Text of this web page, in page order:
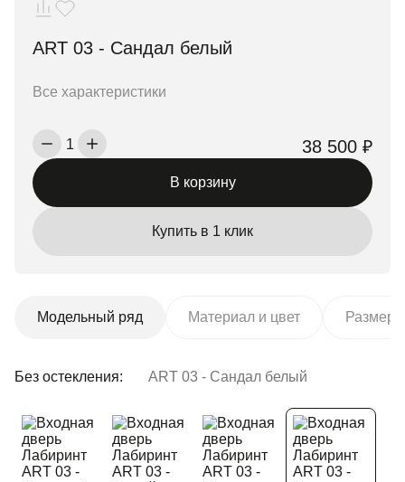
ART 03 - Сандал белый
Все характеристики
1 38 500 ₽
В корзину
Купить в 1 клик
Модельный ряд Материал и цвет Размер
Без остекления: ART 03 - Сандал белый